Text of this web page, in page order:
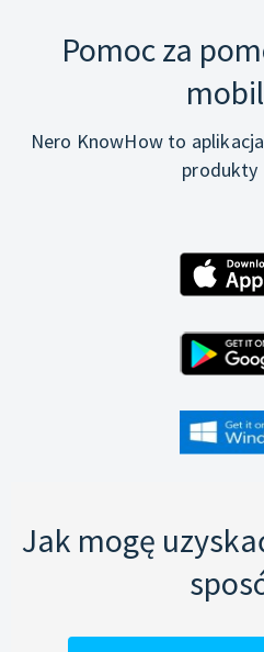
Pomoc za
Nero KnowHow to
produkty
Jak mogę